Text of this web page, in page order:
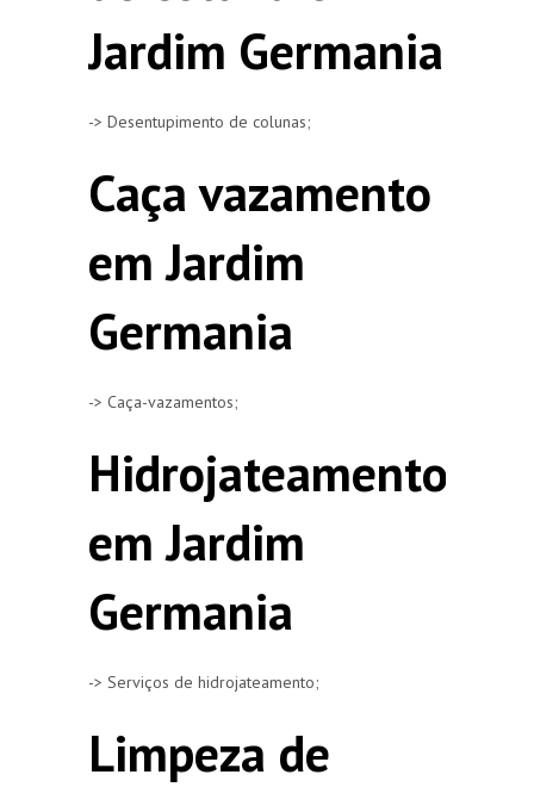
Jardim Germania
-> Desentupimento de colunas;
Caça vazamento
em Jardim
Germania
-> Caça-vazamentos;
Hidrojateamento
em Jardim
Germania
-> Serviços de hidrojateamento;
Limpeza de